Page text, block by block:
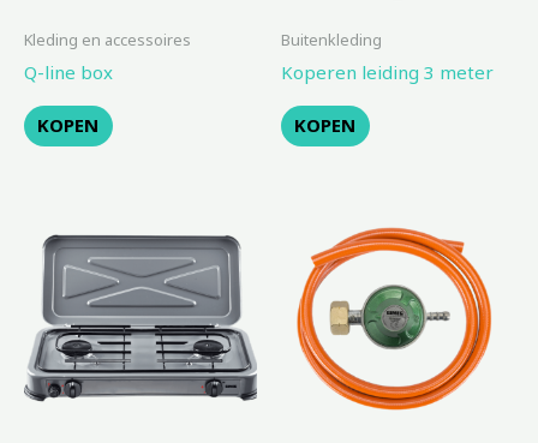
Kleding en accessoires
Q-line box
KOPEN
Buitenkleding
Koperen leiding 3 meter
KOPEN